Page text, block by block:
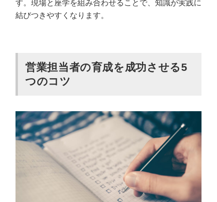
す。現場と座学を組み合わせることで、知識が実践に
結びつきやすくなります。
営業担当者の育成を成功させる5
つのコツ